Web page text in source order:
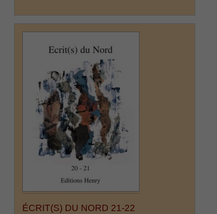
ÉCRIT(S) DU NORD 21-22